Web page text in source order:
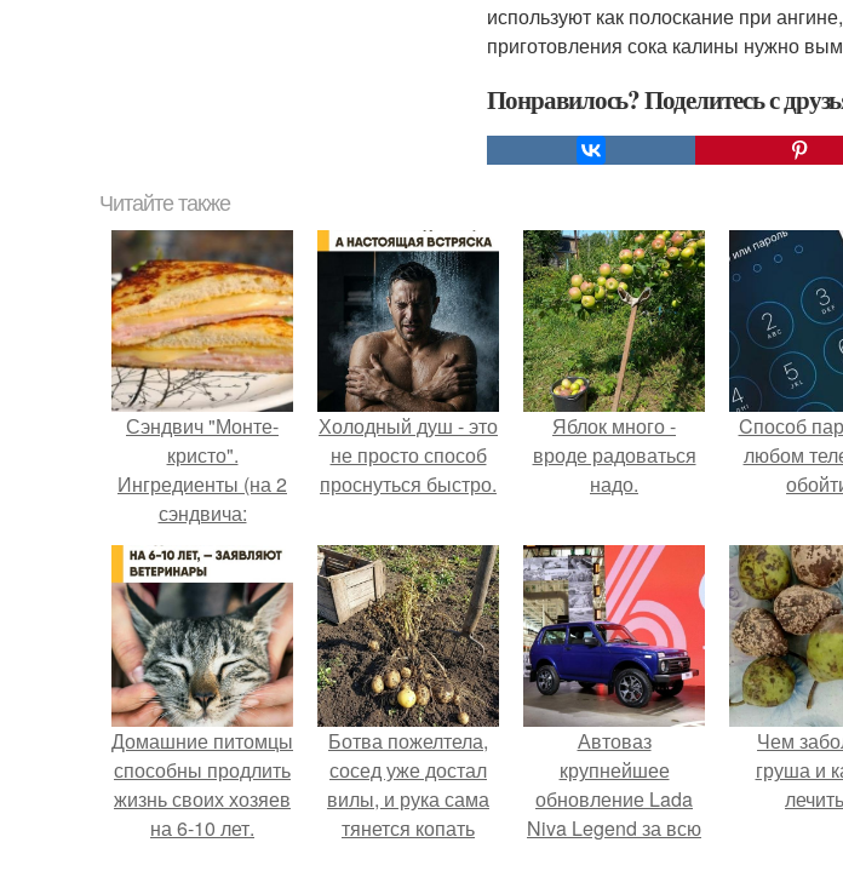
используют как полоскание при
приготовления сока калины нужно
Понравилось? Поделитесь с
Читайте также
Сэндвич "Монте-
кристо".
Ингредиенты (на 2
сэндвича:
Холодный душ - это
не просто способ
проснуться быстро.
Яблок много -
вроде радоваться
надо.
Cпособ
любом
Домашние питомцы
способны продлить
жизнь своих хозяев
на 6-10 лет.
Ботва пожелтела,
сосед уже достал
вилы, и рука сама
тянется копать
Автоваз
крупнейшее
обновление Lada
Niva Legend за всю
Чем
груша и